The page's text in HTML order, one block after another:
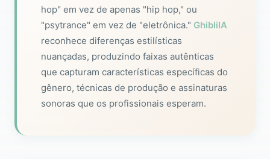
hop" em vez de apenas "hip hop," ou
"psytrance" em vez de "eletrônica." GhibliIA
reconhece diferenças estilísticas
nuançadas, produzindo faixas autênticas
que capturam características específicas do
gênero, técnicas de produção e assinaturas
sonoras que os profissionais esperam.